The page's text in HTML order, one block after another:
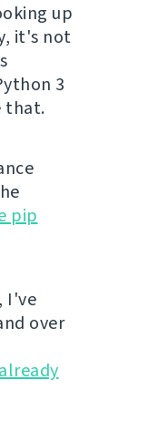
up
it's not
3
that.
pip
I've
over